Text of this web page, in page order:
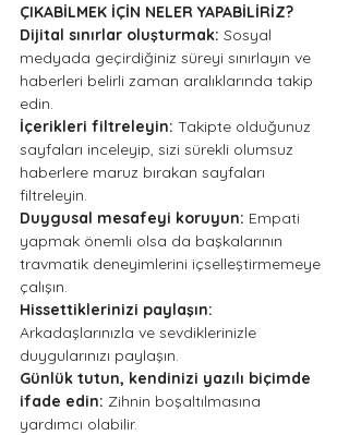
ÇIKABİLMEK İÇİN NELER YAPABİLİRİZ?
Dijital sınırlar oluşturmak: Sosyal
medyada geçirdiğiniz süreyi sınırlayın ve
haberleri belirli zaman aralıklarında takip
edin.
İçerikleri filtreleyin: Takipte olduğunuz
sayfaları inceleyip, sizi sürekli olumsuz
haberlere maruz bırakan sayfaları
filtreleyin.
Duygusal mesafeyi koruyun: Empati
yapmak önemli olsa da başkalarının
travmatik deneyimlerini içselleştirmemeye
çalışın.
Hissettiklerinizi paylaşın:
Arkadaşlarınızla ve sevdiklerinizle
duygularınızı paylaşın.
Günlük tutun, kendinizi yazılı biçimde
ifade edin: Zihnin boşaltılmasına
yardımcı olabilir.